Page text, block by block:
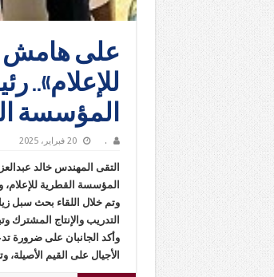
على هامش
للإعلام»..
المؤسسة
. 20 فبراير، 2025
التقى المهندس خالد
المؤسسة القطرية
وتم خلال اللقاء بحث سبل
التدريب والإنتاج المشترك
وأكد الجانبان على ضرورة
الأجيال على القيم الأصيلة،